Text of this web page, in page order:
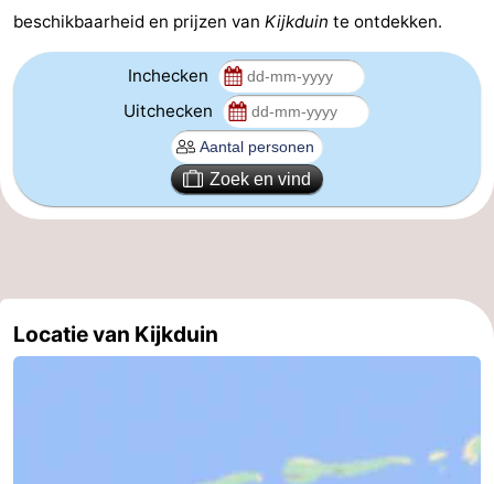
Leeuwarden
Waddeneilanden
Schiermonnikoog
Vlieland
-
beschikbaarheid en prijzen van Kijkduin te ontdekken.
Inchecken
Uitchecken
Zoek en vind
Locatie van Kijkduin